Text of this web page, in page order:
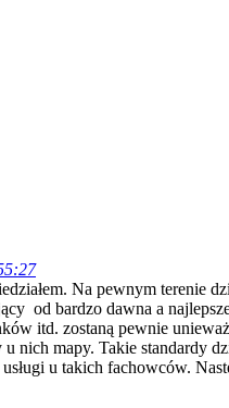
Na pewnym terenie
od bardzo dawna a
itd. zostaną pewnie
nich mapy. Takie standardy
u takich fachowców.